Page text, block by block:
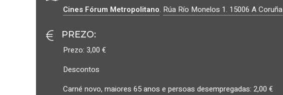
Cines Fórum Metropolitano. Rúa Río Monelos 1. 15006 A Coruña
PREZO:
Prezo: 3,00 €
Descontos
Carné novo, maiores 65 anos e persoas desempregadas: 2,00 €